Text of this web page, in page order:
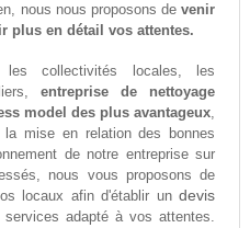
nous nous proposons devenir
plus en détail vos attentes.
collectivités locales, les
entreprise de nettoyage
model des plus avantageux,
mise en relation des bonnes
de notre entreprise sur
nous vous proposons de
locaux afin d'établir undevis
adapté à vos attentes.